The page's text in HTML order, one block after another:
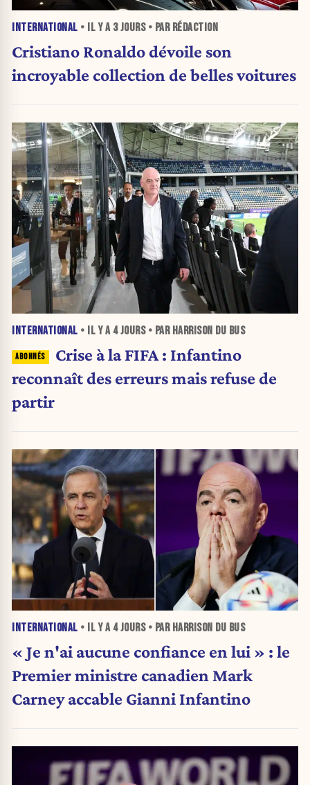
INTERNATIONAL • IL Y A 3 JOURS• PAR RÉDACTION
Cristiano Ronaldo dévoile son
incroyable collection de belles voitures
INTERNATIONAL • IL Y A 4 JOURS• PAR HARRISON DU BUS
Crise à la FIFA : Infantino
reconnaît des erreurs mais refuse de
partir
INTERNATIONAL • IL Y A 4 JOURS• PAR HARRISON DU BUS
« Je n'ai aucune confiance en lui » : le
Premier ministre canadien Mark
Carney accable Gianni Infantino